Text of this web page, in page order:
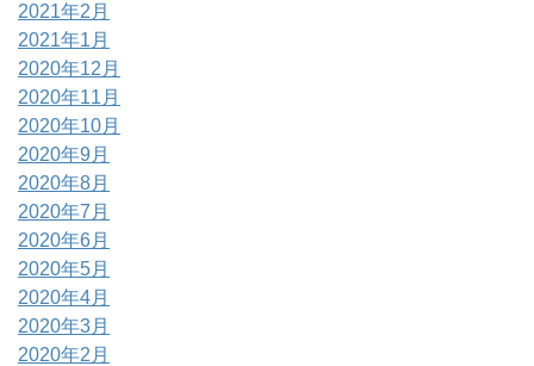
2021年2月
2021年1月
2020年12月
2020年11月
2020年10月
2020年9月
2020年8月
2020年7月
2020年6月
2020年5月
2020年4月
2020年3月
2020年2月